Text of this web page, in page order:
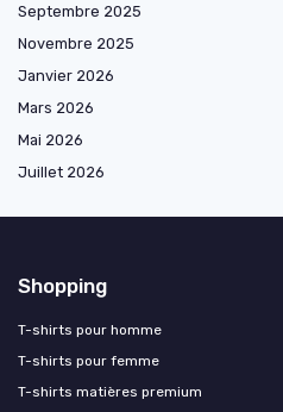
Septembre 2025
Novembre 2025
Janvier 2026
Mars 2026
Mai 2026
Juillet 2026
Shopping
T-shirts pour homme
T-shirts pour femme
T-shirts matières premium